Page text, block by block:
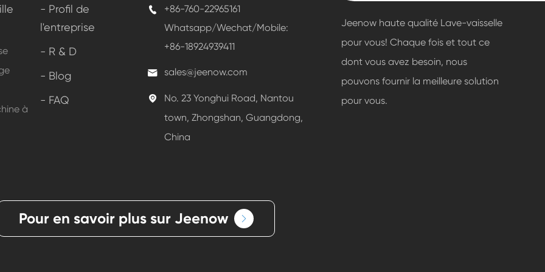
à
- Profil de
l'entreprise
- R & D
- Blog
- FAQ

+86-760-22965161
Whatsapp/Wechat/Mobile:
+86-18924939411
 sales@jeenow.com

No. 23 Yonghui Road, Nantou
town, Zhongshan, Guangdong,
China
Jeenow haute qualité Lave-vaisselle
pour vous! Chaque fois et tout ce
dont vous avez besoin, nous
pouvons fournir la meilleure solution
pour vous.
Pour en savoir plus sur Jeenow 